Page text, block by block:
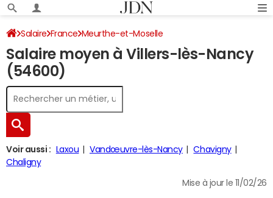
Salaire France Meurthe-et-Moselle
Salaire moyen à Villers-lès-Nancy
(54600)
Voir aussi : Laxou Vandœuvre-lès-Nancy
Chavigny
Chaligny
Mise à jour le 11/02/26